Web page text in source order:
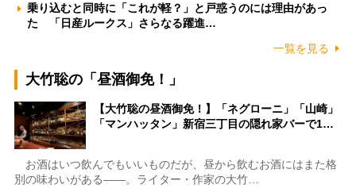
乗り込むと同時に「これが軽？」と戸惑うのには理由があっ
た 「日産ルークス」さらなる躍進…
一覧を見る
大竹聡の「昼酒御免！」
【大竹聡の昼酒御免！】「ネグローニ」「山崎」
「マンハッタン」新宿三丁目の隠れ家バーで1…
お酒はいつ飲んでもいいものだが、昼から飲むお酒にはまた格
別の味わいがある――。ライター・作家の大竹…